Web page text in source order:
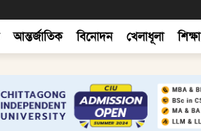
আন্তর্জাতিক বিনোদন খেলাধূলা শিক্ষা